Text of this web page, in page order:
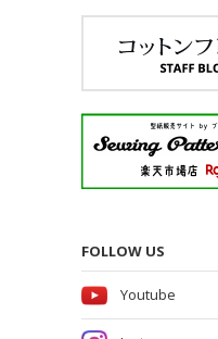
FOLLOW US
Youtube